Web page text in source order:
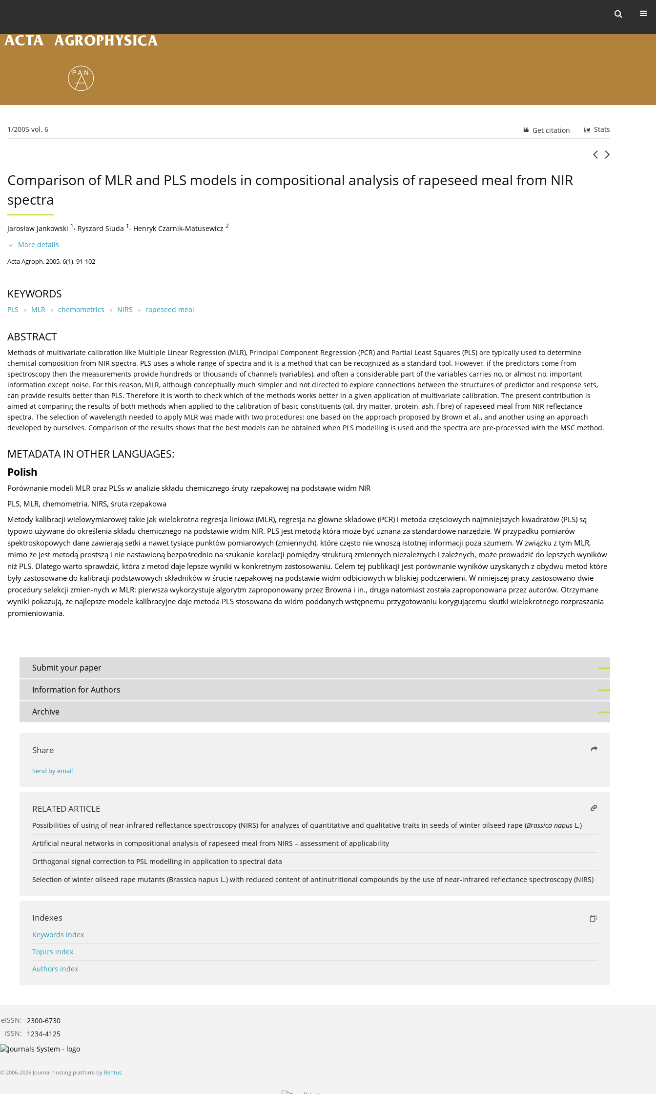
1/2005 vol. 6 Stats
Get citation
Comparison of MLR and PLS models in compositional analysis of rapeseed meal from NIR
spectra
Jarosław Jankowski 1, Ryszard Siuda 1, Henryk Czarnik-Matusewicz 2
More details
Acta Agroph. 2005, 6(1), 91-102
KEYWORDS
PLS MLR chemometrics NIRS rapeseed meal
ABSTRACT
Methods of multivariate calibration like Multiple Linear Regression (MLR), Principal Component Regression (PCR) and Partial Least Squares (PLS) are typically used to determine
chemical composition from NIR spectra. PLS uses a whole range of spectra and it is a method that can be recognized as a standard tool. However, if the predictors come from
spectroscopy then the measurements provide hundreds or thousands of channels (variables), and often a considerable part of the variables carries no, or almost no, important
information except noise. For this reason, MLR, although conceptually much simpler and not directed to explore connections between the structures of predictor and response sets,
can provide results better than PLS. Therefore it is worth to check which of the methods works better in a given application of multivariate calibration. The present contribution is
aimed at comparing the results of both methods when applied to the calibration of basic constituents (oil, dry matter, protein, ash, fibre) of rapeseed meal from NIR reflectance
spectra. The selection of wavelength needed to apply MLR was made with two procedures: one based on the approach proposed by Brown et al., and another using an approach
developed by ourselves. Comparison of the results shows that the best models can be obtained when PLS modelling is used and the spectra are pre-processed with the MSC method.
METADATA IN OTHER LANGUAGES:
Polish
Porównanie modeli MLR oraz PLSs w analizie składu chemicznego śruty rzepakowej na podstawie widm NIR
PLS, MLR, chemometria, NIRS, śruta rzepakowa
Metody kalibracji wielowymiarowej takie jak wielokrotna regresja liniowa (MLR), regresja na główne składowe (PCR) i metoda częściowych najmniejszych kwadratów (PLS) są
typowo używane do określenia składu chemicznego na podstawie widm NIR. PLS jest metodą która może być uznana za standardowe narzędzie. W przypadku pomiarów
spektroskopowych dane zawierają setki a nawet tysiące punktów pomiarowych (zmiennych), które często nie wnoszą istotnej informacji poza szumem. W związku z tym MLR,
mimo że jest metodą prostszą i nie nastawioną bezpośrednio na szukanie korelacji pomiędzy strukturą zmiennych niezależnych i zależnych, może prowadzić do lepszych wyników
niż PLS. Dlatego warto sprawdzić, która z metod daje lepsze wyniki w konkretnym zastosowaniu. Celem tej publikacji jest porównanie wyników uzyskanych z obydwu metod które
były zastosowane do kalibracji podstawowych składników w śrucie rzepakowej na podstawie widm odbiciowych w bliskiej podczerwieni. W niniejszej pracy zastosowano dwie
procedury selekcji zmien-nych w MLR: pierwsza wykorzystuje algorytm zaproponowany przez Browna i in., druga natomiast została zaproponowana przez autorów. Otrzymane
wyniki pokazują, że najlepsze modele kalibracyjne daje metoda PLS stosowana do widm poddanych wstępnemu przygotowaniu korygującemu skutki wielokrotnego rozpraszania
promieniowania.
Submit your paper
Information for Authors
Archive
Share
Send by email
RELATED ARTICLE
Possibilities of using of near-infrared reflectance spectroscopy (NIRS) for analyzes of quantitative and qualitative traits in seeds of winter oilseed rape (Brassica napus L.)
Artificial neural networks in compositional analysis of rapeseed meal from NIRS – assessment of applicability
Orthogonal signal correction to PSL modelling in application to spectral data
Selection of winter oilseed rape mutants (Brassica napus L.) with reduced content of antinutritional compounds by the use of near-infrared reflectance spectroscopy (NIRS)
Indexes
Keywords index
Topics index
Authors index
eISSN: 2300-6730
ISSN:
1234-4125
© 2006-2026 Journal hosting platform by Bentus